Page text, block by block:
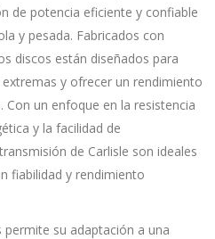
de potencia eficiente y confiable
y pesada. Fabricados con
discos están diseñados para
y ofrecer un rendimiento
un enfoque en la resistencia
y la facilidad de
de Carlisle son ideales
fiabilidad y rendimiento
su adaptación a una